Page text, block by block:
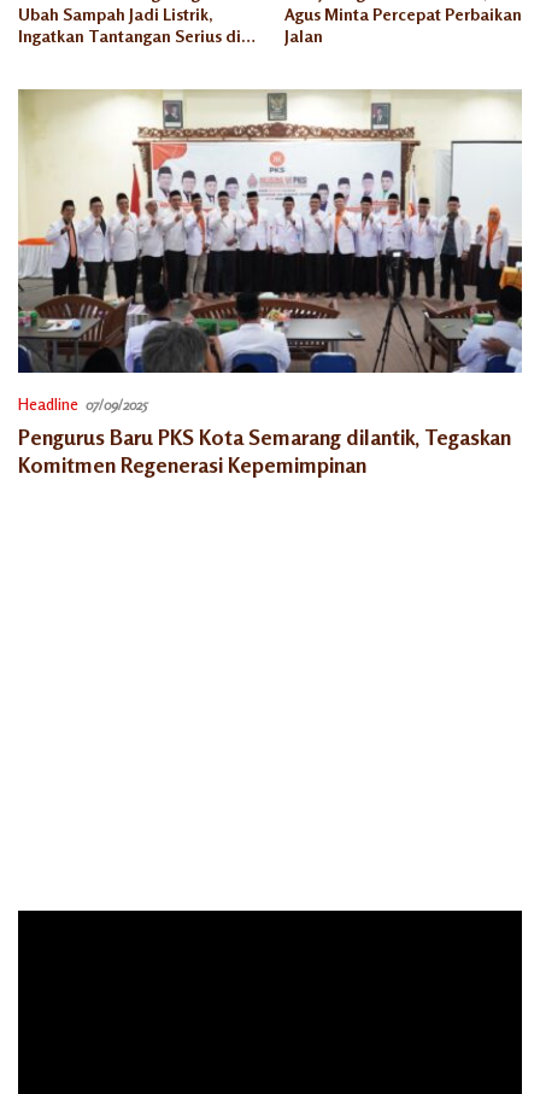
Ubah Sampah Jadi Listrik,
Ingatkan Tantangan Serius di
Agus Minta Percepat Perbaikan
Jalan
Headline 07/09/2025
Pengurus Baru PKS Kota Semarang dilantik, Tegaskan
Komitmen Regenerasi Kepemimpinan